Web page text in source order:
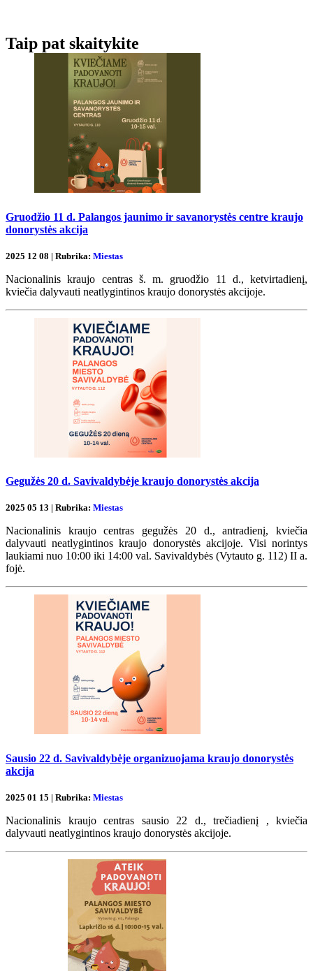
Taip pat skaitykite
Gruodžio 11 d. Palangos jaunimo ir savanorystės centre kraujo
donorystės akcija
2025 12 08 | Rubrika: Miestas
Nacionalinis kraujo centras š. m. gruodžio 11 d., ketvirtadienį,
kviečia dalyvauti neatlygintinos kraujo donorystės akcijoje.
Gegužės 20 d. Savivaldybėje kraujo donorystės akcija
2025 05 13 | Rubrika: Miestas
Nacionalinis kraujo centras gegužės 20 d., antradienį, kviečia
dalyvauti neatlygintinos kraujo donorystės akcijoje. Visi norintys
laukiami nuo 10:00 iki 14:00 val. Savivaldybės (Vytauto g. 112) II a.
fojė.
Sausio 22 d. Savivaldybėje organizuojama kraujo donorystės
akcija
2025 01 15 | Rubrika: Miestas
Nacionalinis kraujo centras sausio 22 d., trečiadienį , kviečia
dalyvauti neatlygintinos kraujo donorystės akcijoje.